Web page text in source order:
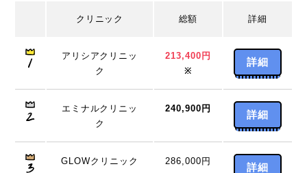
クリニック 総額 詳細
アリシアクリニッ
ク
213,400円
※
詳細
エミナルクリニッ
ク
240,900円
詳細
GLOWクリニック 286,000円
詳細